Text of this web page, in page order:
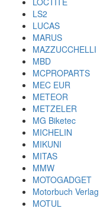
LS2
LUCAS
MARUS
MAZZUCCHELLI
MBD
MCPROPARTS
MEC EUR
METEOR
METZELER
MG Biketec
MICHELIN
MIKUNI
MITAS
MMW
MOTOGADGET
Motorbuch Verlag
MOTUL